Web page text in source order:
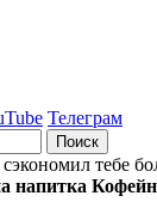
Телеграм
Поиск
тебе
напитка